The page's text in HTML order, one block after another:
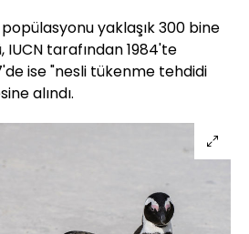
yaklaşık 300 bine
tarafından 1984'te
ise "nesli tükenme tehdidi
alındı.